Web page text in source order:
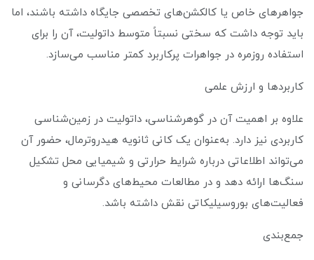
جواهرهای خاص یا کالکشن‌های تخصصی جایگاه داشته باشند، اما
باید توجه داشت که سختی نسبتاً متوسط داتولیت، آن را برای
استفاده روزمره در جواهرات پرکاربرد کمتر مناسب می‌سازد.
کاربردها و ارزش علمی
علاوه بر اهمیت آن در گوهرشناسی، داتولیت در زمین‌شناسی
کاربردی نیز دارد. به‌عنوان یک کانی ثانویه هیدروترمال، حضور آن
می‌تواند اطلاعاتی درباره شرایط حرارتی و شیمیایی محل تشکیل
سنگ‌ها ارائه دهد و در مطالعات محیط‌های دگرسانی و
فعالیت‌های بوروسیلیکاتی نقش داشته باشد.
جمع‌بندی